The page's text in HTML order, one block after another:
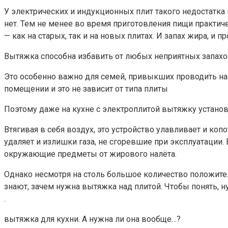
У электрических и индукционных плит такого
нет. Тем не менее во время приготовления пищи
— как на старых, так и на новых плитах. И запах жира, и
Вытяжка способна избавить от любых неприятных
Это особенно важно для семей, привыкших проводить
помещении и это не зависит от типа плиты
Поэтому даже на кухне с электроплитой вытяжку
Втягивая в себя воздух, это устройство улавливает и
удаляет и излишки газа, не сгоревшие при
окружающие предметы от жирового налёта.
Однако несмотря на столь большое количество
знают, зачем нужна вытяжка над плитой. Чтобы понять,
.
вытяжка для кухни. А нужна ли она вообще…?